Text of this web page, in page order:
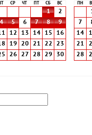
СР ЧТ СБ ВС
1
2
5 6 7 8
9
12 13 14 15
16
19 20 21 22
23
26 27 28 29
30
ПН
7
14
21
28